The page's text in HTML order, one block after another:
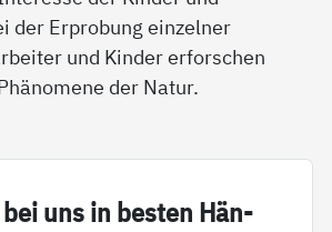
der Erprobung einzelner
und Kinder erforschen
der Natur.
uns in bes­ten Hän­